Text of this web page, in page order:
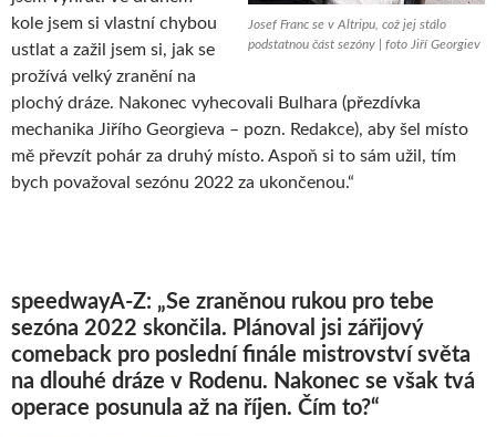
Josef Franc se v Altripu, což jej stálo
podstatnou část sezóny | foto Jiří Georgiev
kole jsem si vlastní chybou
ustlat a zažil jsem si, jak se
prožívá velký zranění na
plochý dráze. Nakonec vyhecovali Bulhara (přezdívka
mechanika Jiřího Georgieva – pozn. Redakce), aby šel místo
mě převzít pohár za druhý místo. Aspoň si to sám užil, tím
bych považoval sezónu 2022 za ukončenou.“
speedwayA-Z: „Se zraněnou rukou pro tebe
sezóna 2022 skončila. Plánoval jsi zářijový
comeback pro poslední finále mistrovství světa
na dlouhé dráze v Rodenu. Nakonec se však tvá
operace posunula až na říjen. Čím to?“